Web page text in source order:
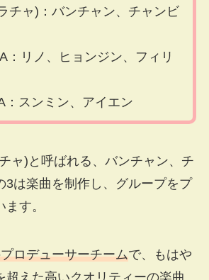
チャ)：バンチャン、チャンビ
：リノ、ヒョンジン、フィリ
：スンミン、アイエン
ャ)と呼ばれる、バンチャン、チ
3は楽曲を制作し、グループをプ
す。
ロデューサーチームで、もはや
超えた高いクオリティーの楽曲